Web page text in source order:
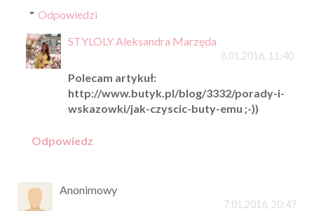
Odpowiedzi
STYLOLY Aleksandra Marzęda
8.01.2016, 11:40
Polecam artykuł:
http://www.butyk.pl/blog/3332/porady-i-
wskazowki/jak-czyscic-buty-emu ;-))
Odpowiedz
Anonimowy
7.01.2016, 20:47